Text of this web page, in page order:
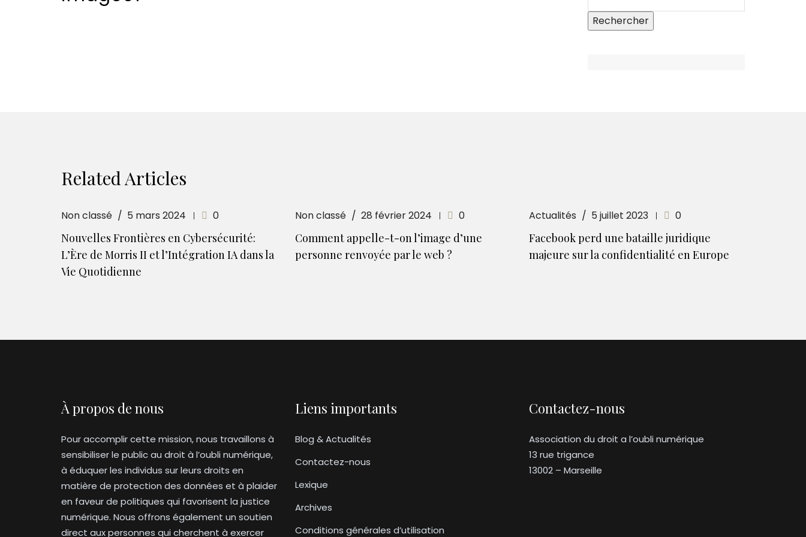
Related Articles
Non classé 5 mars 2024 0
Nouvelles Frontières en Cybersécurité:
L’Ère de Morris II et l’Intégration IA dans la
Vie Quotidienne
Non classé 28 février 2024 0
Comment appelle-t-on l’image d’une
personne renvoyée par le web ?
Actualités 5 juillet 2023 0
Facebook perd une bataille juridique
majeure sur la confidentialité en Europe
À propos de nous
Pour accomplir cette mission, nous travaillons à
sensibiliser le public au droit à l’oubli numérique,
à éduquer les individus sur leurs droits en
matière de protection des données et à plaider
en faveur de politiques qui favorisent la justice
numérique. Nous offrons également un soutien
direct aux personnes qui cherchent à exercer
Liens importants
Blog & Actualités
Contactez-nous
Lexique
Archives
Conditions générales d’utilisation
Contactez-nous
Association du droit a l’oubli numérique
13 rue trigance
13002 – Marseille